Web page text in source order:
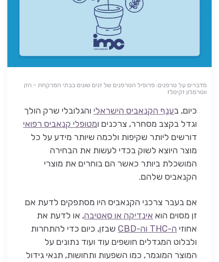
מדברים על טרפנים: פרופיל הטרפנים של זנים שונים בבתי המרקחת - הזן
ווטרמלון זקיטלז
כיום, בענף הקנאביס הישראלי והגלובלי שרק הולך
וגדל בקצב מסחרר, צרכנים ומטופלי קנאביס רפואי
דורשים ליותר שקיפות ולכמה שיותר מידע על כל
מוצר היוצא לשוק בכדי לעשות את הבחירה
המושכלת ביותר כאשר הם בוחרים את מוצרי
הקנאביס שלהם.
אם בעבר צרכני הקנאביס היו מסתפקים לדעת אם
זן מסוים הוא אינדיקה או סאטיבה, או לדעת את
אחוזי ה-THC וה-CBD
שבזן, כיום כדי להתחרות
ולבלוט המגדלים חושפים עוד ועוד נתונים על
המוצר המוגמר, כמו השפעות ותחושות, תנאי גידול